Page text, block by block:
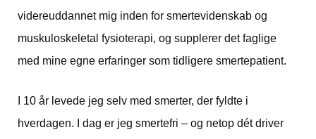
videreuddannet mig inden for smertevidenskab og
muskuloskeletal fysioterapi, og supplerer det faglige
med mine egne erfaringer som tidligere smertepatient.
I 10 år levede jeg selv med smerter, der fyldte i
hverdagen. I dag er jeg smertefri – og netop dét driver